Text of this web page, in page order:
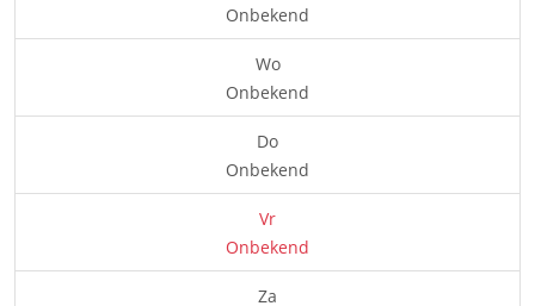
Onbekend
Wo
Onbekend
Do
Onbekend
Vr
Onbekend
Za